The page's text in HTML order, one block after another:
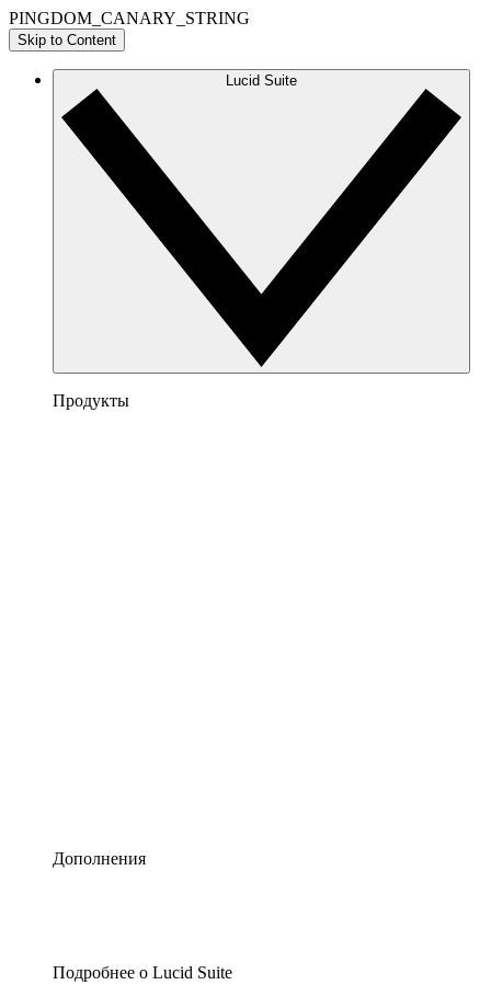
PINGDOM_CANARY_STRING
Skip to Content
Lucid Suite
Продукты
Дополнения
Подробнее о Lucid Suite